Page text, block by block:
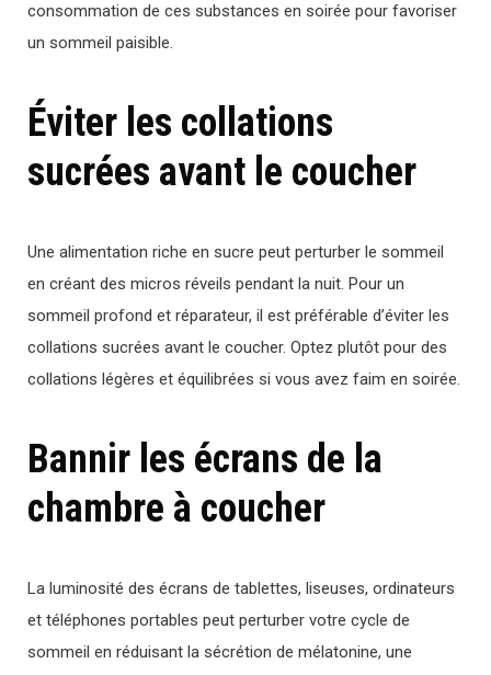
consommation de ces substances en soirée pour favoriser
un sommeil paisible.
Éviter les collations
sucrées avant le coucher
Une alimentation riche en sucre peut perturber le sommeil
en créant des micros réveils pendant la nuit. Pour un
sommeil profond et réparateur, il est préférable d’éviter les
collations sucrées avant le coucher. Optez plutôt pour des
collations légères et équilibrées si vous avez faim en soirée.
Bannir les écrans de la
chambre à coucher
La luminosité des écrans de tablettes, liseuses, ordinateurs
et téléphones portables peut perturber votre cycle de
sommeil en réduisant la sécrétion de mélatonine, une